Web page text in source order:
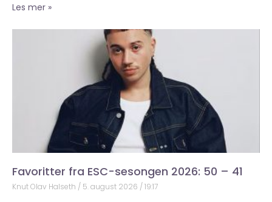
Les mer »
Favoritter fra ESC-sesongen 2026: 50 – 41
Knut Olav Halseth 5. august 2026 19:17